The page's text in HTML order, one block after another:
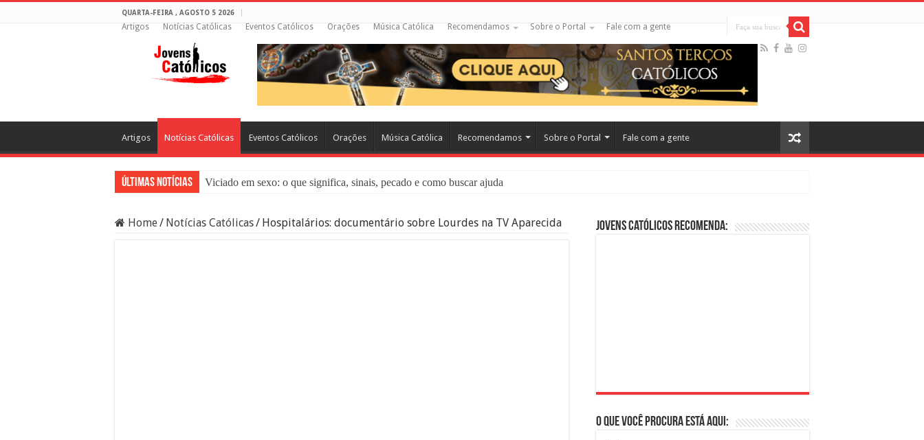
QUARTA-FEIRA , AGOSTO 5 2026
Artigos Notícias Católicas Eventos Católicos Orações Música Católica Recomendamos Sobre o Portal Fale com a gente
Artigos Notícias Católicas Eventos Católicos Orações Música Católica Recomendamos Sobre o Portal Fale com a gente
Últimas Notícias
Viciado em sexo: o que significa, sinais, pecado e como buscar ajuda
Filme Sagrado Coração – Seu Reino Não Terá Fim: O Documentário Que Vai Tocar os Católicos no Cinema
Home/ Notícias Católicas/ Hospitalários: documentário sobre Lourdes na TV Aparecida Jovens Católicos Recomenda:
O que você procura está aqui: